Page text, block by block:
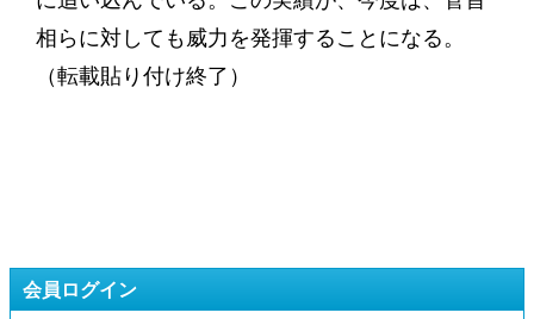
相らに対しても威力を発揮することになる。
（転載貼り付け終了）
会員ログイン